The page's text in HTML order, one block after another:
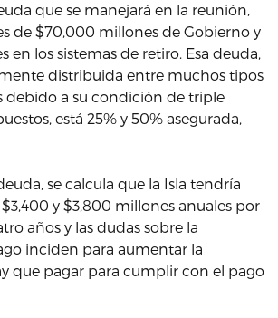
que se manejará en la reunión,
de $70,000 millones de Gobierno y
en los sistemas de retiro. Esa deuda,
distribuida entre muchos tipos
debido a su condición de triple
está 25% y 50% asegurada,
se calcula que la Isla tendría
y $3,800 millones anuales por
años y las dudas sobre la
inciden para aumentar la
que pagar para cumplir con el pago